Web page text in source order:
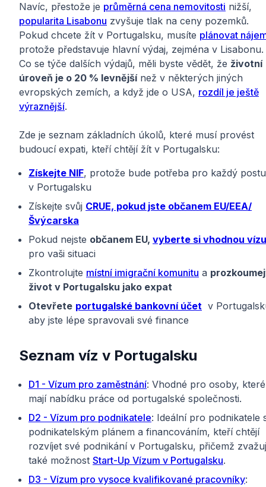
Navíc, přestože je průměrná cena nemovitosti nižší,
popularita Lisabonu zvyšuje tlak na ceny pozemků.
Pokud chcete žít v Portugalsku, musíte plánovat
protože představuje hlavní výdaj, zejména v Lisabonu.
Co se týče dalších výdajů, měli byste vědět, že životní
úroveň je o 20 % levnějšínež v některých jiných
evropských zemích, a když jde o USA, rozdíl je ještě
výraznější.
Zde je seznam základních úkolů, které musí provést
budoucí expati, kteří chtějí žít v Portugalsku:
Získejte NIF, protože bude potřeba pro každý
v Portugalsku
Získejte svůj CRUE, pokud jste občanem EU/EEA/
Švýcarska
Pokud nejste občanem EU, vyberte si vhodnou
pro vaši situaci
Zkontrolujte místní imigrační komunitu a
život v Portugalsku jako expat
Otevřete portugalské bankovní účet v
aby jste lépe spravovali své finance
Seznam víz v Portugalsku
D1 - Vízum pro zaměstnání: Vhodné pro osoby, které
mají nabídku práce od portugalské společnosti.
D2 - Vízum pro podnikatele: Ideální pro podnikatele
podnikatelským plánem a financováním, kteří chtějí
rozvíjet své podnikání v Portugalsku, přičemž
také možnost Start-Up Vízum v Portugalsku.
D3 - Vízum pro vysoce kvalifikované pracovníky: